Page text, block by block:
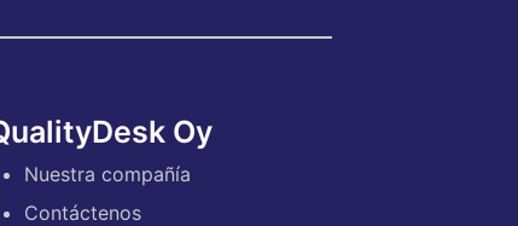
Oy
Nuestra compañía
Contáctenos